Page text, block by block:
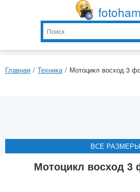
Главная / Техника / Мотоцикл восход 3
ВСЕ РАЗМЕРЫ
ВСЕ РАЗМЕРЫ
ВСЕ РАЗМЕРЫ
ВСЕ РАЗМЕРЫ
ВСЕ РАЗМЕРЫ
Мотоцикл восход 3